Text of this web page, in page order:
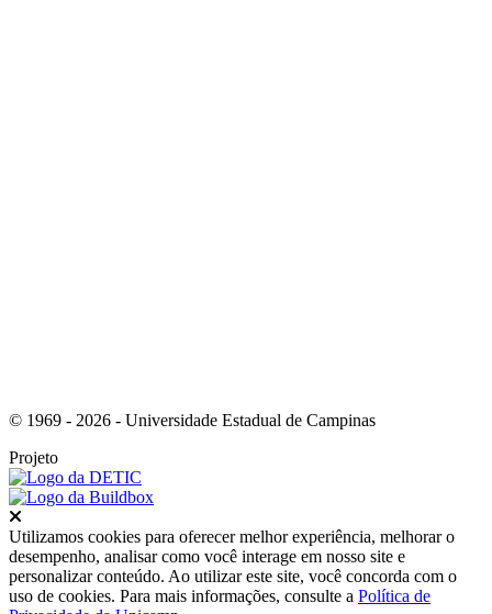
© 1969 - 2026 - Universidade Estadual de Campinas
Projeto
Utilizamos cookies para oferecer melhor experiência, melhorar o
desempenho, analisar como você interage em nosso site e
personalizar conteúdo. Ao utilizar este site, você concorda com o
uso de cookies. Para mais informações, consulte a Política de